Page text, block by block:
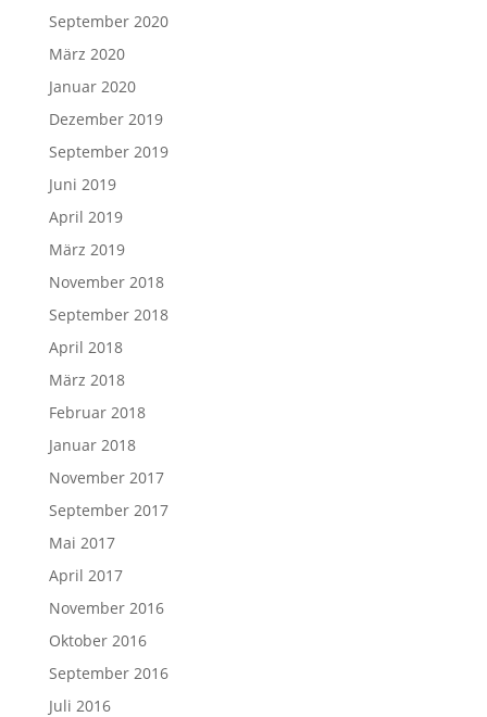
September 2020
März 2020
Januar 2020
Dezember 2019
September 2019
Juni 2019
April 2019
März 2019
November 2018
September 2018
April 2018
März 2018
Februar 2018
Januar 2018
November 2017
September 2017
Mai 2017
April 2017
November 2016
Oktober 2016
September 2016
Juli 2016